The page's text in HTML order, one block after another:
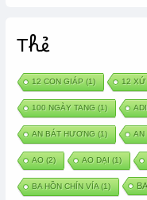
Thẻ
12 CON GIÁP (1) 12 XỨ
100 NGÀY TANG (1)
AN BÁT HƯƠNG (1) AN
AO (2) AO DẠI (1)
BA HỒN CHÍN VÍA(1)